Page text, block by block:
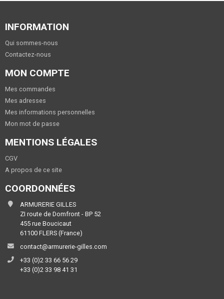
INFORMATION
Qui sommes-nous
Contactez-nous
MON COMPTE
Mes commandes
Mes adresses
Mes informations personnelles
Mon mot de passe
MENTIONS LÉGALES
CGV
A propos de ce site
COORDONNÉES
ARMURERIE GILLES
ZI route de Domfront - BP 52
455 rue Boucicaut
61100 FLERS (France)
contact@armurerie-gilles.com
+33 (0)2 33 66 56 29
+33 (0)2 33 98 41 31